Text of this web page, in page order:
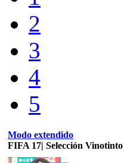
2
3
4
5
Modo extendido
FIFA 17| Selección Vinotinto